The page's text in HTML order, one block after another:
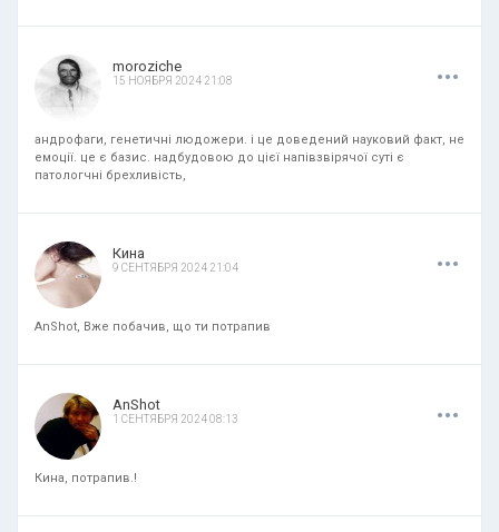
moroziche
15 НОЯБРЯ 2024 21:08 ...
андрофаги, генетичні людожери. і це доведений науковий факт, не
емоції. це є базис. надбудовою до цієї напівзвірячої суті є
патологчні брехливість,
Кина
9 СЕНТЯБРЯ 2024 21:04 ...
AnShot, Вже побачив, що ти потрапив
AnShot
1 СЕНТЯБРЯ 2024 08:13 ...
Кина, потрапив.!